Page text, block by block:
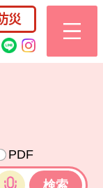
川市公式ホー
災
公式Twitter
市公式
桜川市公式
桜川市公式
PDF
音声検索